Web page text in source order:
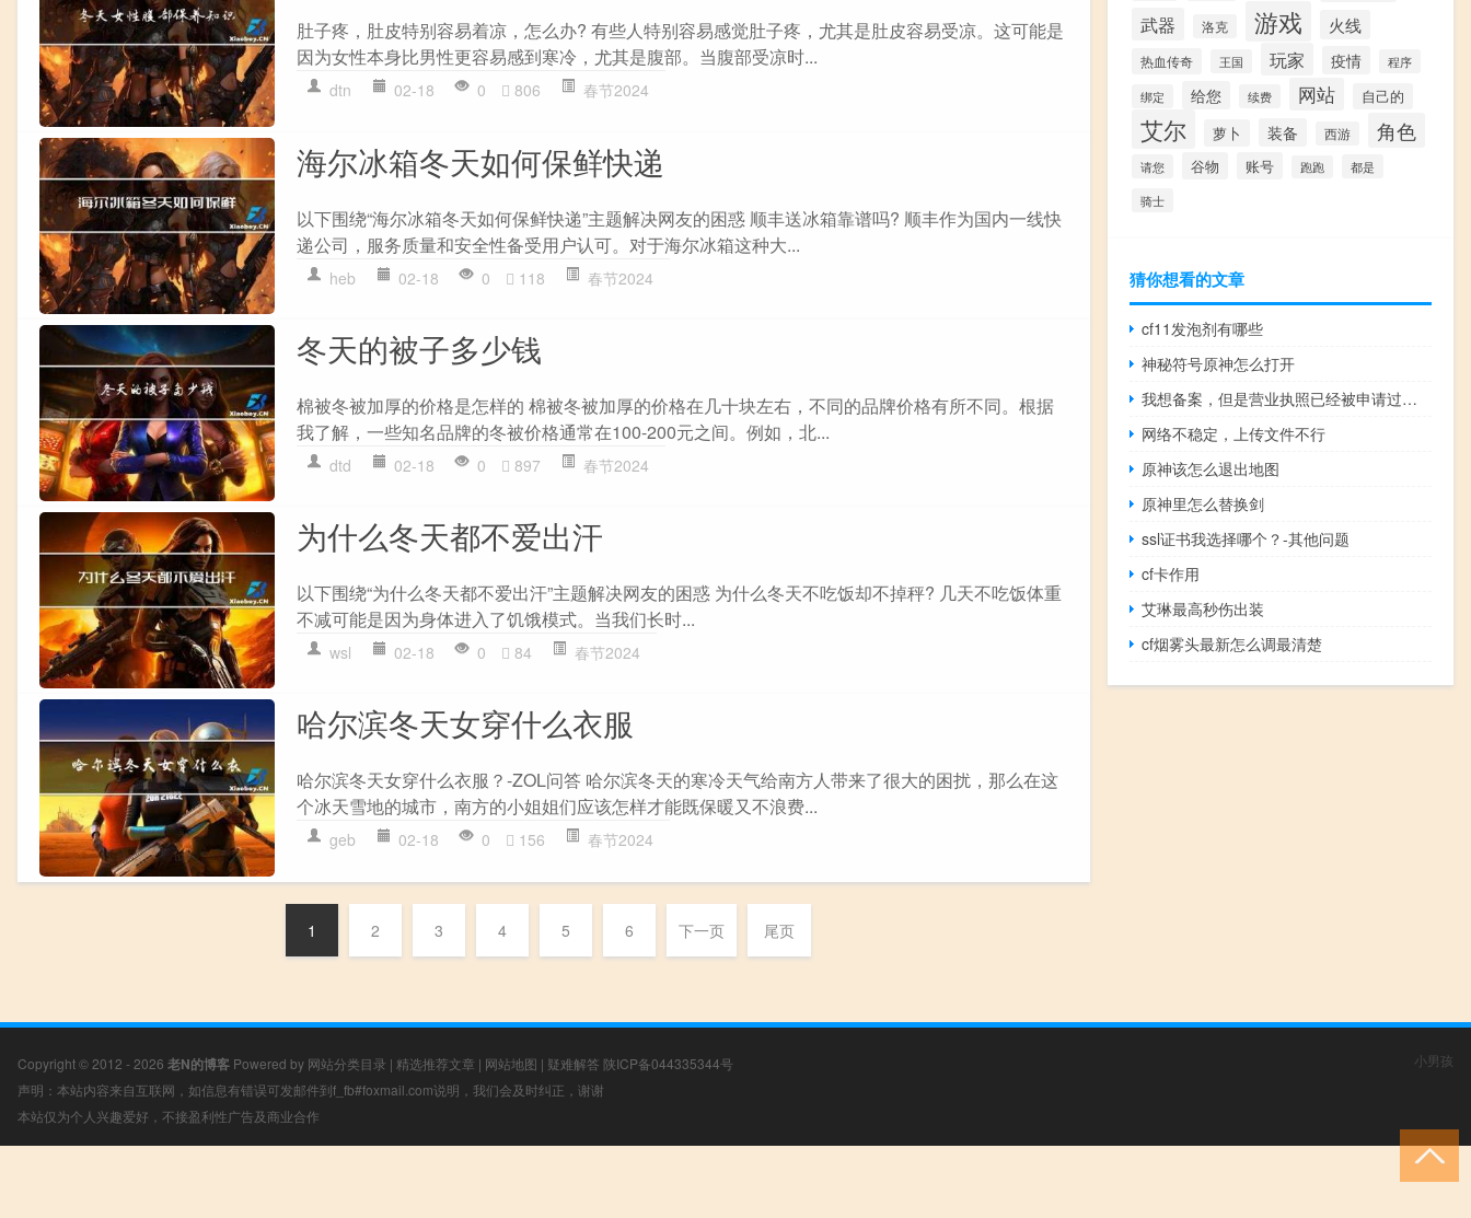
肚子疼，肚皮特别容易着凉，怎么办? 有些人特别容易感觉肚子疼，尤其是肚皮容易受凉。这可能是
因为女性本身比男性更容易感到寒冷，尤其是腹部。当腹部受凉时...
dtn 02-18 0 806 春节2024
海尔冰箱冬天如何保鲜快递
以下围绕“海尔冰箱冬天如何保鲜快递”主题解决网友的困惑 顺丰送冰箱靠谱吗? 顺丰作为国内一线快
递公司，服务质量和安全性备受用户认可。对于海尔冰箱这种大...
heb 02-18 0 118 春节2024
冬天的被子多少钱
棉被冬被加厚的价格是怎样的 棉被冬被加厚的价格在几十块左右，不同的品牌价格有所不同。根据
我了解，一些知名品牌的冬被价格通常在100-200元之间。例如，北...
dtd 02-18 0 897 春节2024
为什么冬天都不爱出汗
以下围绕“为什么冬天都不爱出汗”主题解决网友的困惑 为什么冬天不吃饭却不掉秤? 几天不吃饭体重
不减可能是因为身体进入了饥饿模式。当我们长时...
wsl 02-18 0 84 春节2024
哈尔滨冬天女穿什么衣服
哈尔滨冬天女穿什么衣服？-ZOL问答 哈尔滨冬天的寒冷天气给南方人带来了很大的困扰，那么在这
个冰天雪地的城市，南方的小姐姐们应该怎样才能既保暖又不浪费...
geb 02-18 0 156 春节2024
1 2 3 4 5 6 下一页 尾页
武器 洛克 游戏 火线
热血传奇 王国 玩家 疫情
程序
绑定
给您 续费 网站 自己的
艾尔 萝卜 装备 西游 角色
请您 谷物 账号 跑跑
都是
骑士
猜你想看的文章
cf11发泡剂有哪些
神秘符号原神怎么打开
我想备案，但是营业执照已经被申请过备案了
网络不稳定，上传文件不行
原神该怎么退出地图
原神里怎么替换剑
ssl证书我选择哪个？-其他问题
cf卡作用
艾琳最高秒伤出装
cf烟雾头最新怎么调最清楚
Copyright © 2012 - 2026 老N的博客 Powered by 网站分类目录 | 精选推荐文章 | 网站地图 | 疑难解答 陕ICP备044335344号
声明：本站内容来自互联网，如信息有错误可发邮件到f_fb#foxmail.com说明，我们会及时纠正，谢谢
本站仅为个人兴趣爱好，不接盈利性广告及商业合作
小男孩